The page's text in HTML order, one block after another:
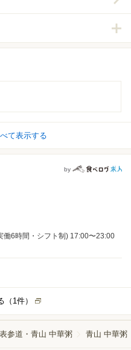
て表示する
by
働6時間・シフト制) 17:00〜23:00
（ 1件）
参道・青山 中華粥 青山 中華粥